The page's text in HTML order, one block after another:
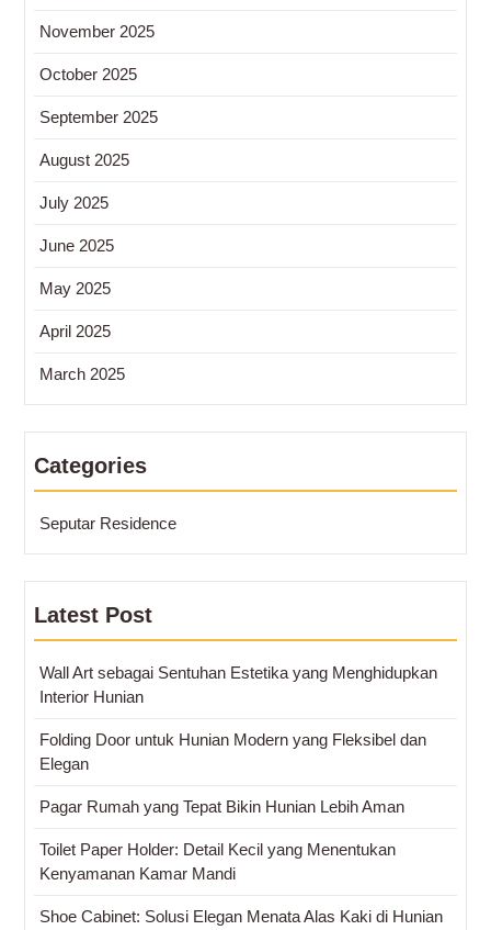
November 2025
October 2025
September 2025
August 2025
July 2025
June 2025
May 2025
April 2025
March 2025
Categories
Seputar Residence
Latest Post
Wall Art sebagai Sentuhan Estetika yang Menghidupkan
Interior Hunian
Folding Door untuk Hunian Modern yang Fleksibel dan
Elegan
Pagar Rumah yang Tepat Bikin Hunian Lebih Aman
Toilet Paper Holder: Detail Kecil yang Menentukan
Kenyamanan Kamar Mandi
Shoe Cabinet: Solusi Elegan Menata Alas Kaki di Hunian